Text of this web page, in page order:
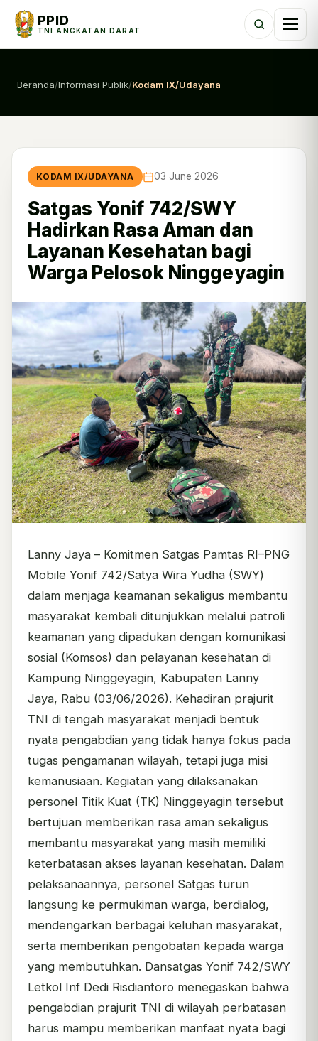
PPID
TNI ANGKATAN DARAT
Beranda/Informasi Publik/Kodam IX/Udayana
KODAM IX/UDAYANA 03 June 2026
Satgas Yonif 742/SWY
Hadirkan Rasa Aman dan
Layanan Kesehatan bagi
Warga Pelosok Ninggeyagin
Lanny Jaya – Komitmen Satgas Pamtas RI–PNG
Mobile Yonif 742/Satya Wira Yudha (SWY)
dalam menjaga keamanan sekaligus membantu
masyarakat kembali ditunjukkan melalui patroli
keamanan yang dipadukan dengan komunikasi
sosial (Komsos) dan pelayanan kesehatan di
Kampung Ninggeyagin, Kabupaten Lanny
Jaya, Rabu (03/06/2026). Kehadiran prajurit
TNI di tengah masyarakat menjadi bentuk
nyata pengabdian yang tidak hanya fokus pada
tugas pengamanan wilayah, tetapi juga misi
kemanusiaan. Kegiatan yang dilaksanakan
personel Titik Kuat (TK) Ninggeyagin tersebut
bertujuan memberikan rasa aman sekaligus
membantu masyarakat yang masih memiliki
keterbatasan akses layanan kesehatan. Dalam
pelaksanaannya, personel Satgas turun
langsung ke permukiman warga, berdialog,
mendengarkan berbagai keluhan masyarakat,
serta memberikan pengobatan kepada warga
yang membutuhkan. Dansatgas Yonif 742/SWY
Letkol Inf Dedi Risdiantoro menegaskan bahwa
pengabdian prajurit TNI di wilayah perbatasan
harus mampu memberikan manfaat nyata bagi